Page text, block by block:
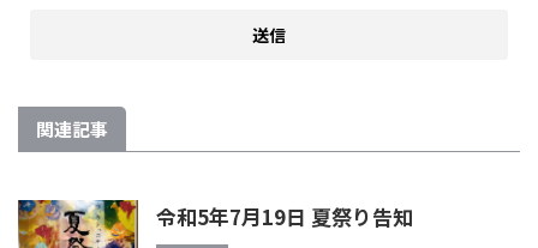
関連記事
令和5年7月19日 夏祭り告知